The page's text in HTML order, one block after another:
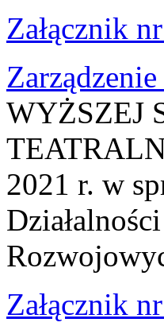
Załącznik
WYŻSZEJ
2021 r. w
Załącznik